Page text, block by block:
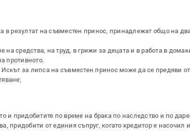
резултат на съвместен принос, принадлежат общо на
средства, на труд, в грижи за децата и в работа в
противното.
Искът за липса на съвместен принос може да се предяви
и придобитите по време на брака по наследство и по
придобити от единия съпруг, когато кредитор е насочил